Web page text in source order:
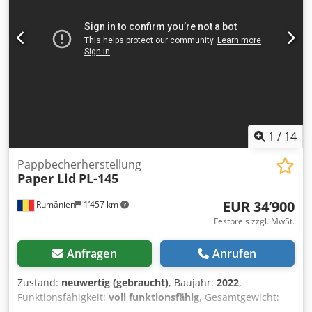
1 / 14
Rumänien 1’457 km
Pappbecherherstellung
Paper Lid PL-145
EUR 34’900
Festpreis zzgl. MwSt.
Anfragen Anrufen
Zustand: neuwertig (gebraucht), Baujahr: 2022,
Funktionsfähigkeit: voll funktionsfähig, Gesamtgewicht: